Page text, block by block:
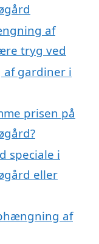
af
tryg ved
gardiner i
prisen på
speciale i
eller
af